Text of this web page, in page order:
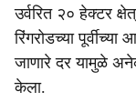
उर्वरित २० हेक्टर
रिंगरोडच्या
जाणारे दर यामुळे
केला.